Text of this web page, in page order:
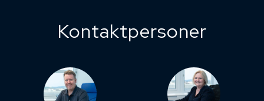
Kontaktpersoner